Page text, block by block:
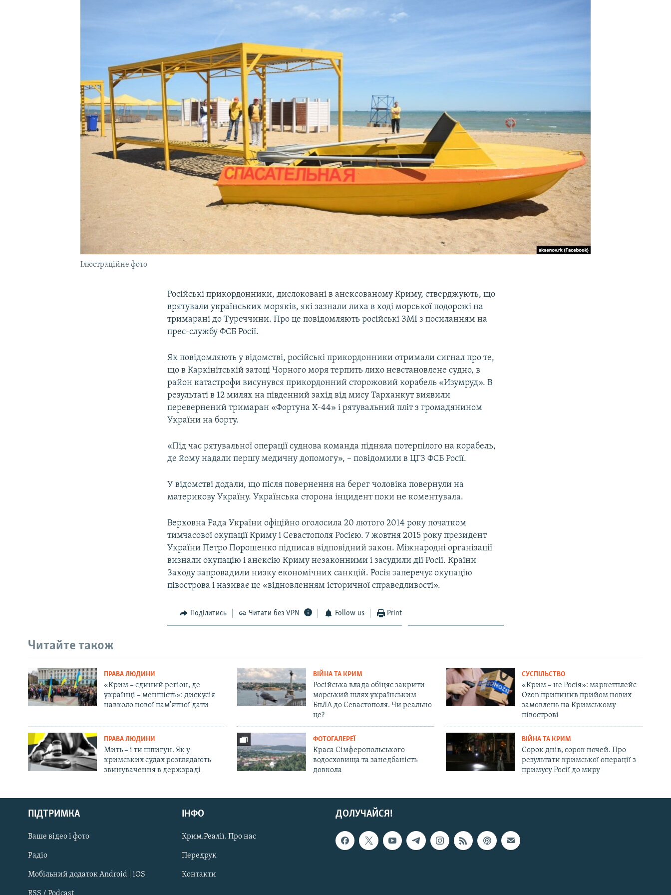
Русский
Qırımtatar
ДОЛУЧАЙСЯ!
Ілюстраційне фото
Російські прикордонники, дислоковані в анексованому Криму, стверджують, що
врятували українських моряків, які зазнали лиха в ході морської подорожі на
тримарані до Туреччини. Про це повідомляють російські ЗМІ з посиланням на
прес-службу ФСБ Росії.
Як повідомляють у відомстві, російські прикордонники отримали сигнал про те,
що в Каркінітській затоці Чорного моря терпить лихо невстановлене судно, в
район катастрофи висунувся прикордонний сторожовий корабель «Изумруд». В
результаті в 12 милях на південний захід від мису Тарханкут виявили
перевернений тримаран «Фортуна Х-44» і рятувальний пліт з громадянином
України на борту.
«Під час рятувальної операції суднова команда підняла потерпілого на корабель,
де йому надали першу медичну допомогу», – повідомили в ЦГЗ ФСБ Росії.
У відомстві додали, що після повернення на берег чоловіка повернули на
материкову Україну. Українська сторона інцидент поки не коментувала.
Верховна Рада України офіційно оголосила 20 лютого 2014 року початком
тимчасової окупації Криму і Севастополя Росією. 7 жовтня 2015 року президент
України Петро Порошенко підписав відповідний закон. Міжнародні організації
визнали окупацію і анексію Криму незаконними і засудили дії Росії. Країни
Заходу запровадили низку економічних санкцій. Росія заперечує окупацію
півострова і називає це «відновленням історичної справедливості».
Поділитись Читати без VPN Follow us Print
Читайте також
ПРАВА ЛЮДИНИ
«Крим – єдиний регіон, де
українці – меншість»: дискусія
навколо нової пам'ятної дати
ВІЙНА ТА КРИМ
Російська влада обіцяє закрити
морський шлях українським
БпЛА до Севастополя. Чи реально
це?
СУСПІЛЬСТВО
«Крим – не Росія»: маркетплейс
Ozon припинив прийом нових
замовлень на Кримському
півострові
ПРАВА ЛЮДИНИ
Мить – і ти шпигун. Як у
кримських судах розглядають
звинувачення в держзраді
ФОТОГАЛЕРЕЇ
Краса Сімферопольського
водосховища та занедбаність
довкола
ВІЙНА ТА КРИМ
Сорок днів, сорок ночей. Про
результати кримської операції з
примусу Росії до миру
ДОЛУЧАЙСЯ!
ПІДТРИМКА
Ваше відео і фото
Радіо
Мобільний додаток Android | iOS
RSS / Podcast
ІНФО
Крим.Реалії. Про нас
Передрук
Контакти